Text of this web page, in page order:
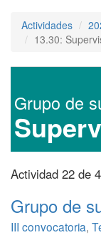
Actividades
13.30:
Grupo de
Actividad 22 de
Grupo de
III convocatoria,